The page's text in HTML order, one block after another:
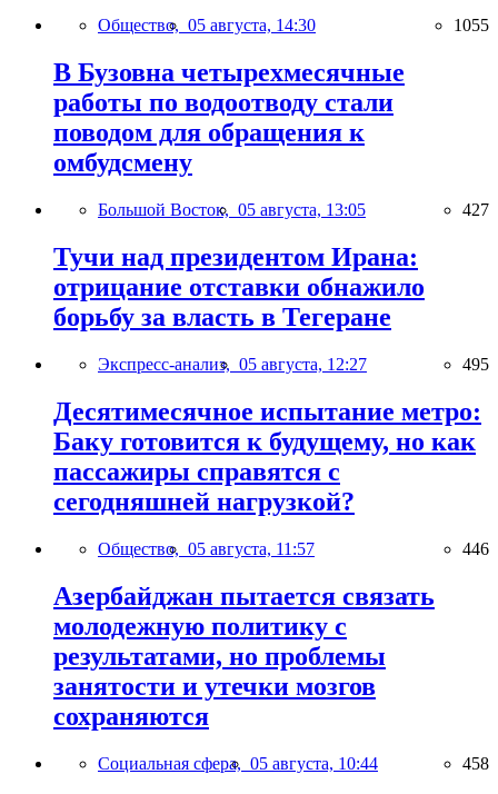
Общество, 05 августа, 14:30 1055
В Бузовна четырехмесячные
работы по водоотводу стали
поводом для обращения к
омбудсмену
Большой Восток, 05 августа, 13:05 427
Тучи над президентом Ирана:
отрицание отставки обнажило
борьбу за власть в Тегеране
Экспресс-анализ, 05 августа, 12:27 495
Десятимесячное испытание метро:
Баку готовится к будущему, но как
пассажиры справятся с
сегодняшней нагрузкой?
Общество, 05 августа, 11:57 446
Азербайджан пытается связать
молодежную политику с
результатами, но проблемы
занятости и утечки мозгов
сохраняются
Социальная сфера, 05 августа, 10:44 458